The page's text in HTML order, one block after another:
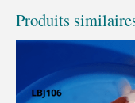
Produits